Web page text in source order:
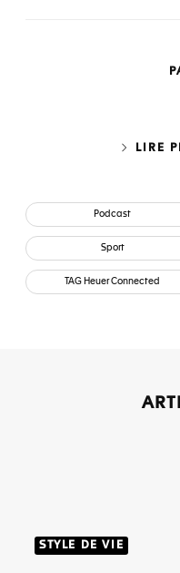
LIRE
Podcast
Sport
TAG Heuer Connected
STYLE DE VIE